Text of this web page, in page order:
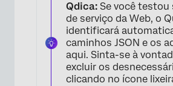
Qdica: Se você testou
de serviço da Web, o
identificará
caminhos JSON e os
aqui. Sinta-se à
excluir os
clicando no ícone